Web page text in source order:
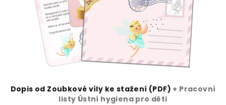
Dopis od Zoubkové víly ke stažení (PDF) + Pracovní
listy Ústní hygiena pro děti